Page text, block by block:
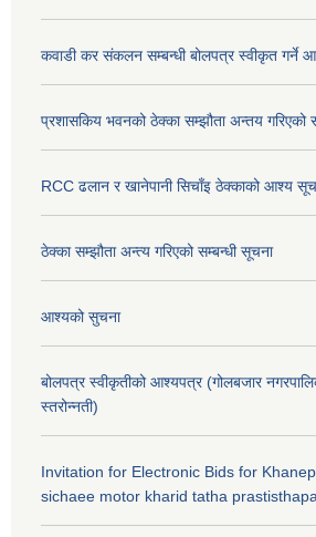
कवाडी कर संकलन सम्बन्धी बोलपत्र स्वीकृत गर्ने
प्रशासकिय भवनको ठेक्का सम्झौता अन्तय गरिएको
RCC ढलान र खानेपानी सिचाँइ ठेक्काको आश्य
ठेक्का सम्झौता अन्त्य गरिएको सम्बन्धी सूचना
आश्यको सुचना
बोलपत्र स्वीकृतीको आश्यपत्र (गोलबजार
स्तरोन्नती)
Invitation for Electronic Bids for
sichaee motor kharid tatha